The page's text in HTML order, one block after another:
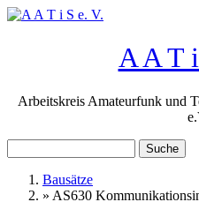
Direkt zum Inhalt
A A T
Arbeitskreis Amateurfunk und
Sie sind hier
Bausätze
» AS630